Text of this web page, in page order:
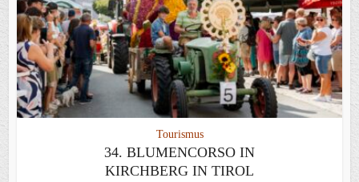
Tourismus
34. BLUMENCORSO IN
KIRCHBERG IN TIROL